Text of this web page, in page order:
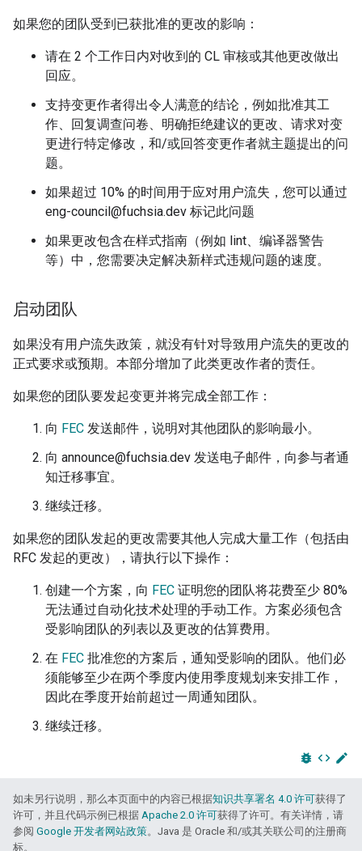
如果您的团队受到已获批准的更改的影响：
请在 2 个工作日内对收到的 CL 审核或其他更改做出
回应。
支持变更作者得出令人满意的结论，例如批准其工
作、回复调查问卷、明确拒绝建议的更改、请求对变
更进行特定修改，和/或回答变更作者就主题提出的问
题。
如果超过 10% 的时间用于应对用户流失，您可以通过
eng-council@fuchsia.dev 标记此问题
如果更改包含在样式指南（例如 lint、编译器警告
等）中，您需要决定解决新样式违规问题的速度。
启动团队
如果没有用户流失政策，就没有针对导致用户流失的更改的
正式要求或预期。本部分增加了此类更改作者的责任。
如果您的团队要发起变更并将完成全部工作：
向 FEC 发送邮件，说明对其他团队的影响最小。
向 announce@fuchsia.dev 发送电子邮件，向参与者通
知迁移事宜。
继续迁移。
如果您的团队发起的更改需要其他人完成大量工作（包括由
RFC 发起的更改），请执行以下操作：
创建一个方案，向 FEC 证明您的团队将花费至少 80%
无法通过自动化技术处理的手动工作。方案必须包含
受影响团队的列表以及更改的估算费用。
在 FEC 批准您的方案后，通知受影响的团队。他们必
须能够至少在两个季度内使用季度规划来安排工作，
因此在季度开始前超过一周通知团队。
继续迁移。
bug_report code edit
如未另行说明，那么本页面中的内容已根据知识共享署名 4.0 许可获得了
许可，并且代码示例已根据 Apache 2.0 许可获得了许可。有关详情，请
参阅 Google 开发者网站政策。Java 是 Oracle 和/或其关联公司的注册商
标。